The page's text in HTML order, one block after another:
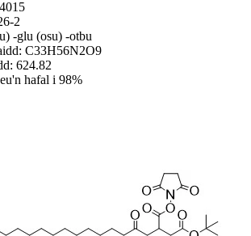
2
-glu (osu) -otbu
C33H56N2O9
624.82
hafal i 98%